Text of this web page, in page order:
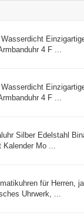
4 F ...
4 F ...
Silber Edelstahl
Kalender Mo ...
für Herren,
Uhrwerk, ...